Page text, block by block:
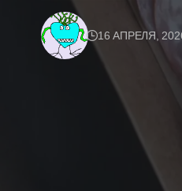
16 АПРЕЛЯ,